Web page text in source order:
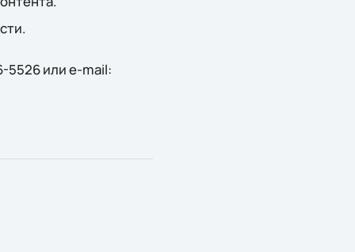
5526 или e-mail: